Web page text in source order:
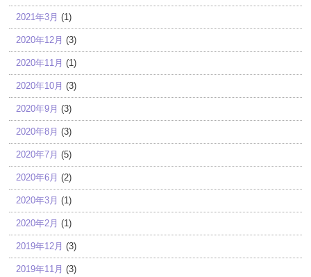
2021年3月 (1)
2020年12月 (3)
2020年11月 (1)
2020年10月 (3)
2020年9月 (3)
2020年8月 (3)
2020年7月 (5)
2020年6月 (2)
2020年3月 (1)
2020年2月 (1)
2019年12月 (3)
2019年11月 (3)